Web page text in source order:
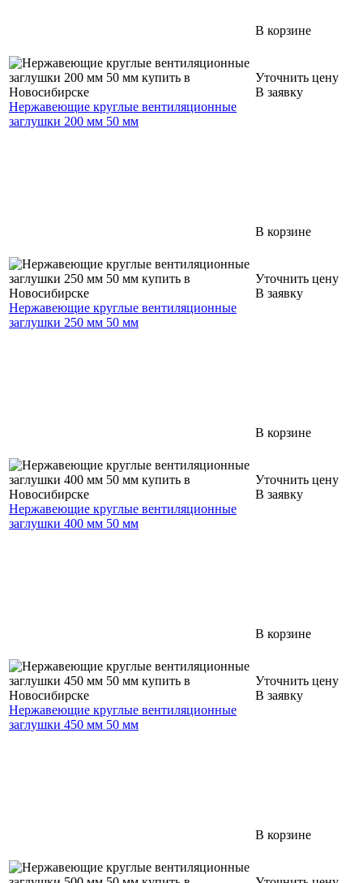
В корзине
Нержавеющие круглые вентиляционные
заглушки 200 мм 50 мм
Уточнить цену
В заявку
В корзине
Нержавеющие круглые вентиляционные
заглушки 250 мм 50 мм
Уточнить цену
В заявку
В корзине
Нержавеющие круглые вентиляционные
заглушки 400 мм 50 мм
Уточнить цену
В заявку
В корзине
Нержавеющие круглые вентиляционные
заглушки 450 мм 50 мм
Уточнить цену
В заявку
В корзине